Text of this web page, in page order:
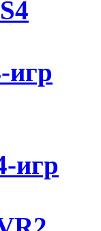
игр
игр